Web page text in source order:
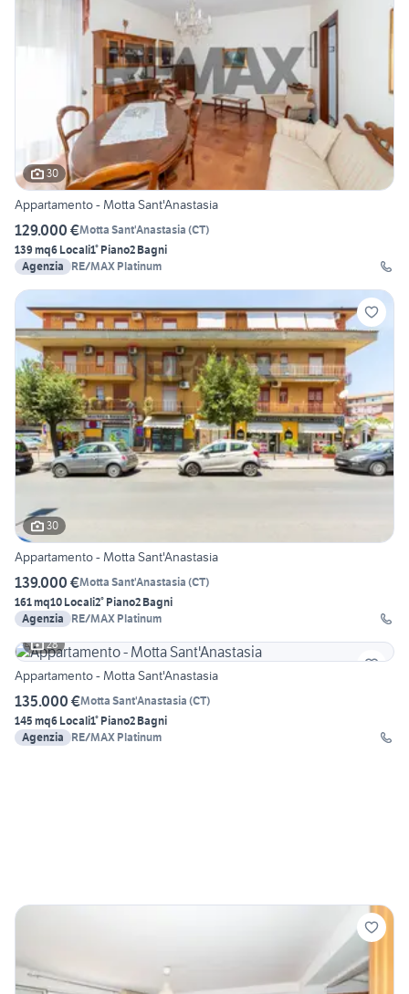
30
Appartamento - Motta Sant'Anastasia
129.000 €Motta Sant'Anastasia (CT)
139 mq6 Locali1° Piano2 Bagni
Agenzia
RE/MAX Platinum
30
Appartamento - Motta Sant'Anastasia
139.000 €Motta Sant'Anastasia (CT)
161 mq10 Locali2° Piano2 Bagni
Agenzia
RE/MAX Platinum
28
Appartamento - Motta Sant'Anastasia
135.000 €Motta Sant'Anastasia (CT)
145 mq6 Locali1° Piano2 Bagni
Agenzia
RE/MAX Platinum